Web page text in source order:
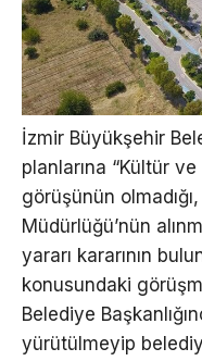
İzmir Büyükşehir
planlarına “Kültür ve
görüşünün
Müdürlüğü’nün
yararı kararının
konusundaki
Belediye
yürütülmeyip